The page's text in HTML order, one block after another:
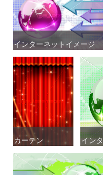
インターネットイメージ
インターネットイメージ
カーテン
カーテン イン
イン